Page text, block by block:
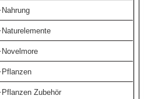
Nahrung
Naturelemente
Novelmore
Pflanzen
Pflanzen Zubehör